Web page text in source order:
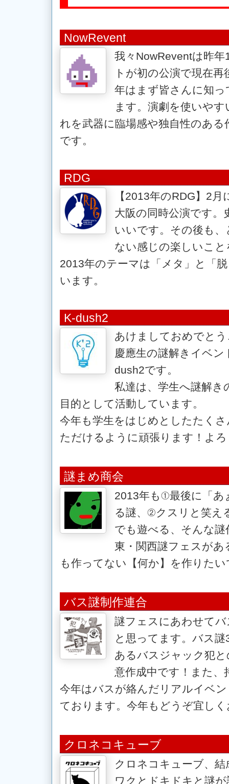
NowRevent
我々NowReventは昨
トが初の公演で現在
年はまず皆さんに知
ます。演劇を使いや
れを武器に臨場感や独自性のあ
です。
RDG
【2013年のRDG】2
大阪の同時公演です。
いいです。その後も
ない感じの楽しいこ
2013年のテーマは「メタ」と「
います。
K-dush2
あけましておめでと
慶應生の謎解きイベ
dush2です。
私達は、学生へ謎解き
目的として活動しています。
今年も学生をはじめとしたたく
ただけるように頑張ります！よ
謎まめ商会
2013年も①最後に「あ
る謎、②クスリと笑え
でも遊べる、そんな
東・関西謎フェスが
も作ってない【何か】を作りたい
バス謎制作連合
謎フェスにあわせて
と思ってます。バス
あるバスジャック犯
意作成中です！また
今年はバスが絡んだリアルイベ
ております。今年もどうぞ宜し
クロネコキューブ
クロネコキューブ、
ワクとドキドキと謎